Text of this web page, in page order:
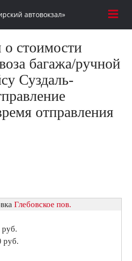
автовокзал»
стоимости
багажа/ручной
Суздаль-
отправления
Глебовское пов.
руб.